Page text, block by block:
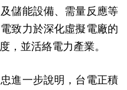
儲能設備、需量反應等
致力於深化虛擬電廠的
，並活絡電力產業。
進一步說明，台電正積